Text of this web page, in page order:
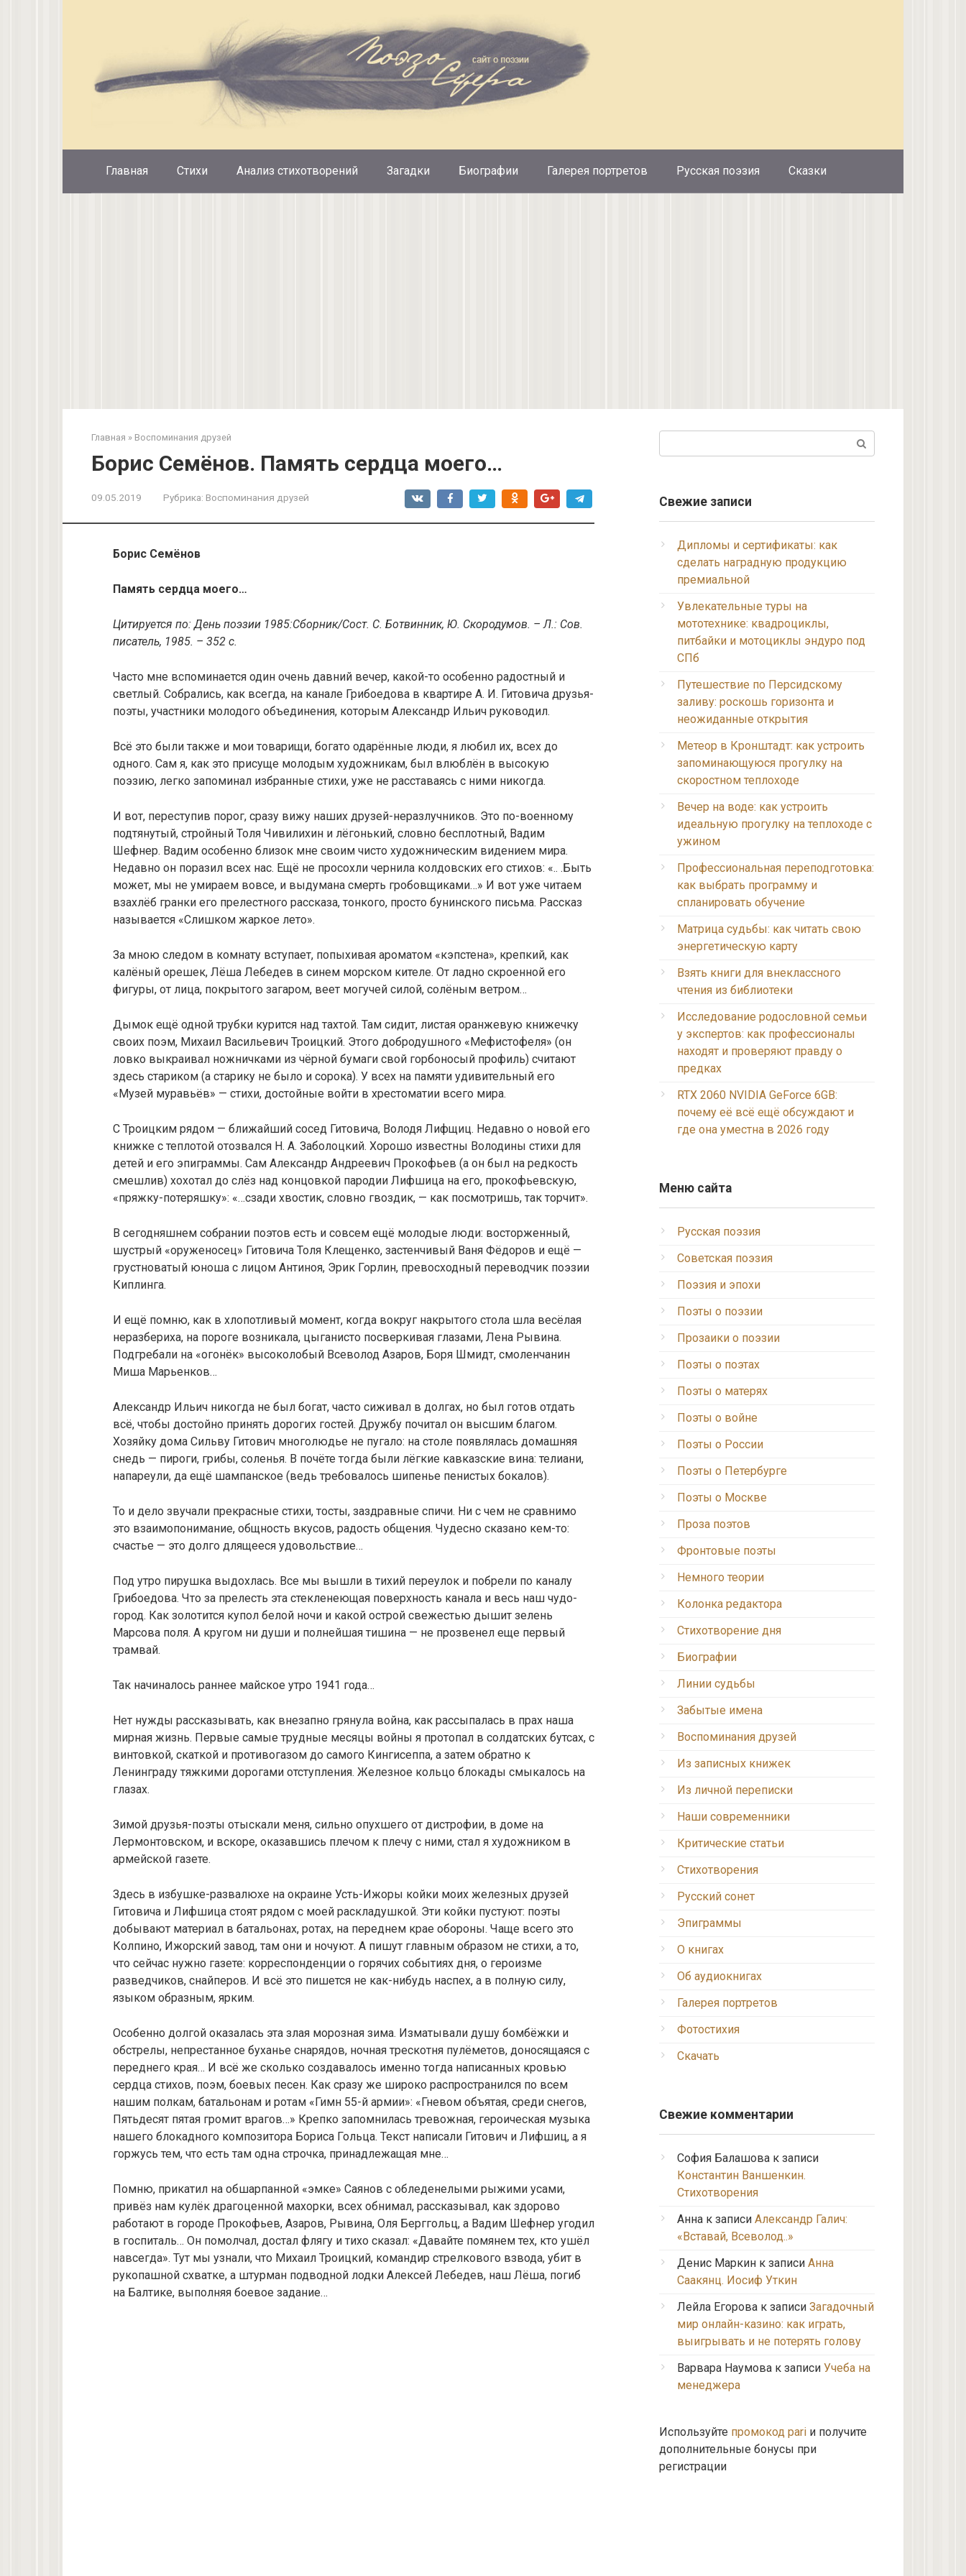
Главная Стихи Анализ стихотворений Загадки Биографии Галерея портретов Русская поэзия Сказки
Главная » Воспоминания друзей
Борис Семёнов. Память сердца моего…
09.05.2019 Рубрика: Воспоминания друзей
Борис Семёнов
Память сердца моего…
Цитируется по: День поэзии 1985:Сборник/Сост. С. Ботвинник, Ю. Скородумов. – Л.: Сов.
писатель, 1985. – 352 с.
Часто мне вспоминается один очень давний вечер, какой-то особенно радостный и
светлый. Собрались, как всегда, на канале Грибоедова в квартире А. И. Гитовича друзья-
поэты, участники молодого объединения, которым Александр Ильич руководил.
Всё это были также и мои товарищи, богато одарённые люди, я любил их, всех до
одного. Сам я, как это присуще молодым художникам, был влюблён в высокую
поэзию, легко запоминал избранные стихи, уже не расставаясь с ними никогда.
И вот, переступив порог, сразу вижу наших друзей-неразлучников. Это по-военному
подтянутый, стройный Толя Чивилихин и лёгонький, словно бесплотный, Вадим
Шефнер. Вадим особенно близок мне своим чисто художническим видением мира.
Недавно он поразил всех нас. Ещё не просохли чернила колдовских его стихов: «.. .Быть
может, мы не умираем вовсе, и выдумана смерть гробовщиками…» И вот уже читаем
взахлёб гранки его прелестного рассказа, тонкого, просто бунинского письма. Рассказ
называется «Слишком жаркое лето».
За мною следом в комнату вступает, попыхивая ароматом «кэпстена», крепкий, как
калёный орешек, Лёша Лебедев в синем морском кителе. От ладно скроенной его
фигуры, от лица, покрытого загаром, веет могучей силой, солёным ветром…
Дымок ещё одной трубки курится над тахтой. Там сидит, листая оранжевую книжечку
своих поэм, Михаил Васильевич Троицкий. Этого добродушного «Мефистофеля» (он
ловко выкраивал ножничками из чёрной бумаги свой горбоносый профиль) считают
здесь стариком (а старику не было и сорока). У всех на памяти удивительный его
«Музей муравьёв» — стихи, достойные войти в хрестоматии всего мира.
С Троицким рядом — ближайший сосед Гитовича, Володя Лифщиц. Недавно о новой его
книжке с теплотой отозвался Н. А. Заболоцкий. Хорошо известны Володины стихи для
детей и его эпиграммы. Сам Александр Андреевич Прокофьев (а он был на редкость
смешлив) хохотал до слёз над концовкой пародии Лифшица на его, прокофьевскую,
«пряжку-потеряшку»: «…сзади хвостик, словно гвоздик, — как посмотришь, так торчит».
В сегодняшнем собрании поэтов есть и совсем ещё молодые люди: восторженный,
шустрый «оруженосец» Гитовича Толя Клещенко, застенчивый Ваня Фёдоров и ещё —
грустноватый юноша с лицом Антиноя, Эрик Горлин, превосходный переводчик поэзии
Киплинга.
И ещё помню, как в хлопотливый момент, когда вокруг накрытого стола шла весёлая
неразбериха, на пороге возникала, цыганисто посверкивая глазами, Лена Рывина.
Подгребали на «огонёк» высоколобый Всеволод Азаров, Боря Шмидт, смоленчанин
Миша Марьенков…
Александр Ильич никогда не был богат, часто сиживал в долгах, но был готов отдать
всё, чтобы достойно принять дорогих гостей. Дружбу почитал он высшим благом.
Хозяйку дома Сильву Гитович многолюдье не пугало: на столе появлялась домашняя
снедь — пироги, грибы, соленья. В почёте тогда были лёгкие кавказские вина: телиани,
напареули, да ещё шампанское (ведь требовалось шипенье пенистых бокалов).
То и дело звучали прекрасные стихи, тосты, заздравные спичи. Ни с чем не сравнимо
это взаимопонимание, общность вкусов, радость общения. Чудесно сказано кем-то:
счастье — это долго длящееся удовольствие…
Под утро пирушка выдохлась. Все мы вышли в тихий переулок и побрели по каналу
Грибоедова. Что за прелесть эта стекленеющая поверхность канала и весь наш чудо-
город. Как золотится купол белой ночи и какой острой свежестью дышит зелень
Марсова поля. А кругом ни души и полнейшая тишина — не прозвенел еще первый
трамвай.
Так начиналось раннее майское утро 1941 года…
Нет нужды рассказывать, как внезапно грянула война, как рассыпалась в прах наша
мирная жизнь. Первые самые трудные месяцы войны я протопал в солдатских бутсах, с
винтовкой, скаткой и противогазом до самого Кингисеппа, а затем обратно к
Ленинграду тяжкими дорогами отступления. Железное кольцо блокады смыкалось на
глазах.
Зимой друзья-поэты отыскали меня, сильно опухшего от дистрофии, в доме на
Лермонтовском, и вскоре, оказавшись плечом к плечу с ними, стал я художником в
армейской газете.
Здесь в избушке-развалюхе на окраине Усть-Ижоры койки моих железных друзей
Гитовича и Лифшица стоят рядом с моей раскладушкой. Эти койки пустуют: поэты
добывают материал в батальонах, ротах, на переднем крае обороны. Чаще всего это
Колпино, Ижорский завод, там они и ночуют. А пишут главным образом не стихи, а то,
что сейчас нужно газете: корреспонденции о горячих событиях дня, о героизме
разведчиков, снайперов. И всё это пишется не как-нибудь наспех, а в полную силу,
языком образным, ярким.
Особенно долгой оказалась эта злая морозная зима. Изматывали душу бомбёжки и
обстрелы, непрестанное буханье снарядов, ночная трескотня пулёметов, доносящаяся с
переднего края… И всё же сколько создавалось именно тогда написанных кровью
сердца стихов, поэм, боевых песен. Как сразу же широко распространился по всем
нашим полкам, батальонам и ротам «Гимн 55-й армии»: «Гневом объятая, среди снегов,
Пятьдесят пятая громит врагов…» Крепко запомнилась тревожная, героическая музыка
нашего блокадного композитора Бориса Гольца. Текст написали Гитович и Лифшиц, а я
горжусь тем, что есть там одна строчка, принадлежащая мне…
Помню, прикатил на обшарпанной «эмке» Саянов с обледенелыми рыжими усами,
привёз нам кулёк драгоценной махорки, всех обнимал, рассказывал, как здорово
работают в городе Прокофьев, Азаров, Рывина, Оля Берггольц, а Вадим Шефнер угодил
в госпиталь… Он помолчал, достал флягу и тихо сказал: «Давайте помянем тех, кто ушёл
навсегда». Тут мы узнали, что Михаил Троицкий, командир стрелкового взвода, убит в
рукопашной схватке, а штурман подводной лодки Алексей Лебедев, наш Лёша, погиб
на Балтике, выполняя боевое задание…
Свежие записи
Дипломы и сертификаты: как
сделать наградную продукцию
премиальной
Увлекательные туры на
мототехнике: квадроциклы,
питбайки и мотоциклы эндуро под
СПб
Путешествие по Персидскому
заливу: роскошь горизонта и
неожиданные открытия
Метеор в Кронштадт: как устроить
запоминающуюся прогулку на
скоростном теплоходе
Вечер на воде: как устроить
идеальную прогулку на теплоходе с
ужином
Профессиональная переподготовка:
как выбрать программу и
спланировать обучение
Матрица судьбы: как читать свою
энергетическую карту
Взять книги для внеклассного
чтения из библиотеки
Исследование родословной семьи
у экспертов: как профессионалы
находят и проверяют правду о
предках
RTX 2060 NVIDIA GeForce 6GB:
почему её всё ещё обсуждают и
где она уместна в 2026 году
Меню сайта
Русская поэзия
Советская поэзия
Поэзия и эпохи
Поэты о поэзии
Прозаики о поэзии
Поэты о поэтах
Поэты о матерях
Поэты о войне
Поэты о России
Поэты о Петербурге
Поэты о Москве
Проза поэтов
Фронтовые поэты
Немного теории
Колонка редактора
Стихотворение дня
Биографии
Линии судьбы
Забытые имена
Воспоминания друзей
Из записных книжек
Из личной переписки
Наши современники
Критические статьи
Стихотворения
Русский сонет
Эпиграммы
О книгах
Об аудиокнигах
Галерея портретов
Фотостихия
Скачать
Свежие комментарии
София Балашова к записи
Константин Ваншенкин.
Стихотворения
Анна к записи Александр Галич:
«Вставай, Всеволод..»
Денис Маркин к записи Анна
Саакянц. Иосиф Уткин
Лейла Егорова к записи Загадочный
мир онлайн-казино: как играть,
выигрывать и не потерять голову
Варвара Наумова к записи Учеба на
менеджера
Используйте промокод pari и получите
дополнительные бонусы при
регистрации